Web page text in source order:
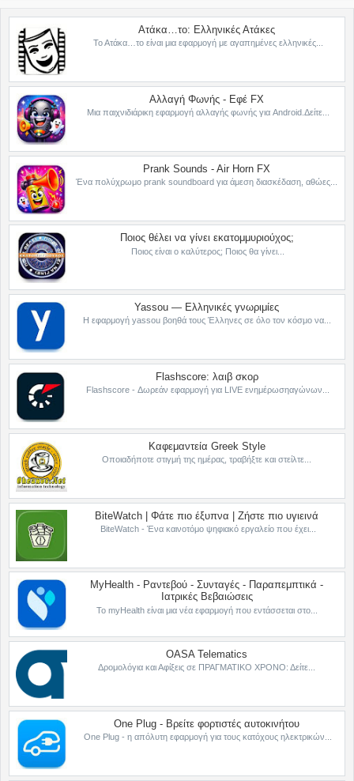
Ατάκα…το: Ελληνικές Ατάκες
Το Ατάκα…το είναι μια εφαρμογή με αγαπημένες ελληνικές...
Αλλαγή Φωνής - Εφέ FX
Μια παιχνιδιάρικη εφαρμογή αλλαγής φωνής για Android.Δείτε...
Prank Sounds - Air Horn FX
Ένα πολύχρωμο prank soundboard για άμεση διασκέδαση, αθώες...
Ποιος θέλει να γίνει εκατομμυριούχος;
Ποιος είναι ο καλύτερος; Ποιος θα γίνει...
Yassou — Ελληνικές γνωριμίες
Η εφαρμογή yassou βοηθά τους Έλληνες σε όλο τον κόσμο να...
Flashscore: λαιβ σκορ
Flashscore - Δωρεάν εφαρμογή για LIVE ενημέρωσηαγώνων...
Καφεμαντεία Greek Style
Οποιαδήποτε στιγμή της ημέρας, τραβήξτε και στείλτε...
BiteWatch | Φάτε πιο έξυπνα | Ζήστε πιο υγιεινά
BiteWatch - Ένα καινοτόμο ψηφιακό εργαλείο που έχει...
MyHealth - Ραντεβού - Συνταγές - Παραπεμπτικά -
Ιατρικές Βεβαιώσεις
Το myHealth είναι μια νέα εφαρμογή που εντάσσεται στο...
OASA Telematics
Δρομολόγια και Αφίξεις σε ΠΡΑΓΜΑΤΙΚΟ ΧΡΟΝΟ: Δείτε...
One Plug - Βρείτε φορτιστές αυτοκινήτου
One Plug - η απόλυτη εφαρμογή για τους κατόχους ηλεκτρικών...